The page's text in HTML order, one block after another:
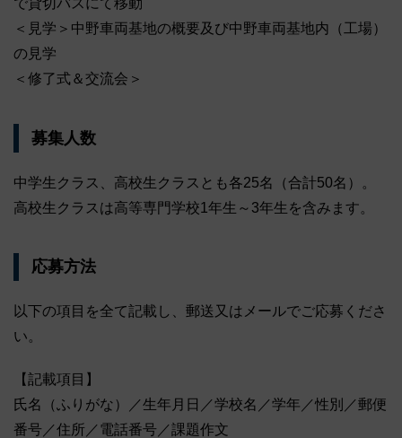
で貸切バスにて移動
＜見学＞中野車両基地の概要及び中野車両基地内（工場）
の見学
＜修了式＆交流会＞
募集人数
中学生クラス、高校生クラスとも各25名（合計50名）。
高校生クラスは高等専門学校1年生～3年生を含みます。
応募方法
以下の項目を全て記載し、郵送又はメールでご応募くださ
い。
【記載項目】
氏名（ふりがな）／生年月日／学校名／学年／性別／郵便
番号／住所／電話番号／課題作文